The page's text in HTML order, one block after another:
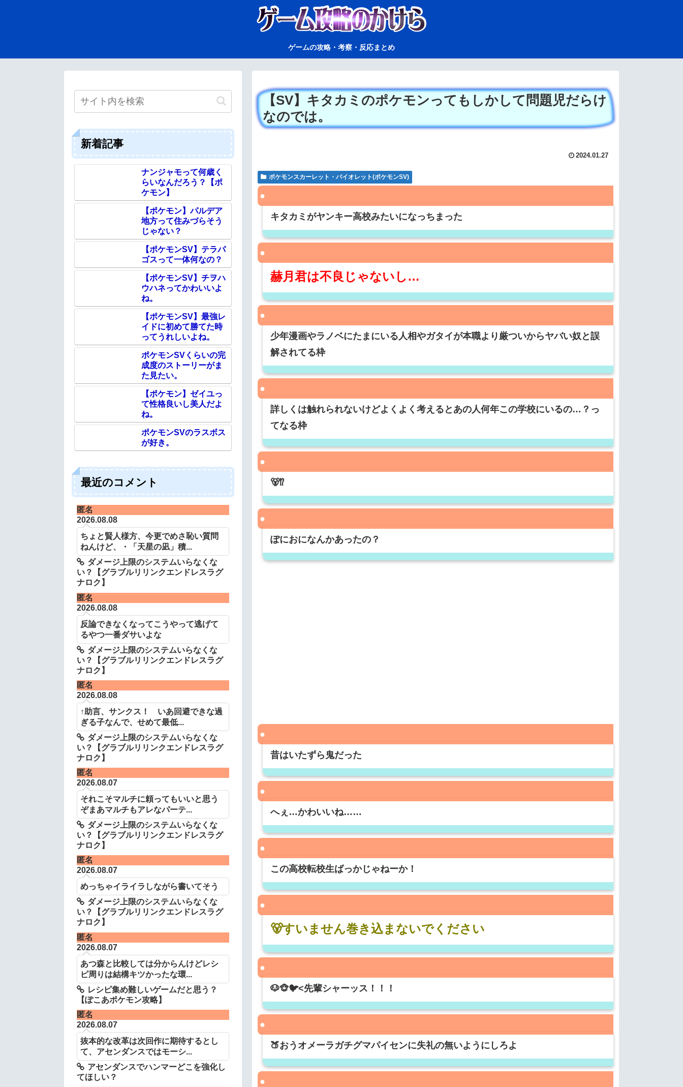
ゲームの攻略・考察・反応まとめ
【SV】キタカミのポケモンってもしかして問題児だらけ
なのでは。
2024.01.27
ポケモンスカーレット・バイオレット(ポケモンSV)
キタカミがヤンキー高校みたいになっちまった
赫月君は不良じゃないし…
少年漫画やラノベにたまにいる人相やガタイが本職より厳ついからヤバい奴と誤
解されてる枠
詳しくは触れられないけどよくよく考えるとあの人何年この学校にいるの…？っ
てなる枠
🐻⁉️
ぽにおになんかあったの？
昔はいたずら鬼だった
へぇ…かわいいね……
この高校転校生ばっかじゃねーか！
🐻すいません巻き込まないでください
🐶🐵🐦<先輩シャーッス！！！
🍑おうオメーラガチグマパイセンに失礼の無いようにしろよ
新着記事
ナンジャモって何歳く
らいなんだろう？【ポ
ケモン】
【ポケモン】パルデア
地方って住みづらそう
じゃない？
【ポケモンSV】テラパ
ゴスって一体何なの？
【ポケモンSV】チヲハ
ウハネってかわいいよ
ね。
【ポケモンSV】最強レ
イドに初めて勝てた時
ってうれしいよね。
ポケモンSVくらいの完
成度のストーリーがま
た見たい。
【ポケモン】ゼイユっ
て性格良いし美人だよ
ね。
ポケモンSVのラスボス
が好き。
最近のコメント
匿名
2026.08.08
ちょと賢人様方、今更でめさ恥い質問
ねんけど、・「天星の凪」積...
ダメージ上限のシステムいらなくな
い？【グラブルリリンクエンドレスラグ
ナロク】
匿名
2026.08.08
反論できなくなってこうやって逃げて
るやつ一番ダサいよな
ダメージ上限のシステムいらなくな
い？【グラブルリリンクエンドレスラグ
ナロク】
匿名
2026.08.08
↑助言、サンクス！ いあ回避できな過
ぎる子なんで、せめて最低...
ダメージ上限のシステムいらなくな
い？【グラブルリリンクエンドレスラグ
ナロク】
匿名
2026.08.07
それこそマルチに頼ってもいいと思う
ぞまあマルチもアレなパーテ...
ダメージ上限のシステムいらなくな
い？【グラブルリリンクエンドレスラグ
ナロク】
匿名
2026.08.07
めっちゃイライラしながら書いてそう
ダメージ上限のシステムいらなくな
い？【グラブルリリンクエンドレスラグ
ナロク】
匿名
2026.08.07
あつ森と比較しては分からんけどレシ
ピ周りは結構キツかったな環...
レシピ集め難しいゲームだと思う？
【ぽこあポケモン攻略】
匿名
2026.08.07
抜本的な改革は次回作に期待するとし
て、アセンダンスではモーシ...
アセンダンスでハンマーどこを強化し
てほしい？